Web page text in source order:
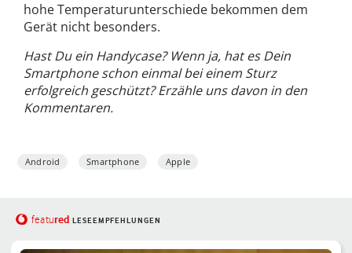
hohe Temperaturunterschiede bekommen dem
Gerät nicht besonders.
Hast Du ein Handycase? Wenn ja, hat es Dein
Smartphone schon einmal bei einem Sturz
erfolgreich geschützt? Erzähle uns davon in den
Kommentaren.
Android Smartphone Apple
featured LESEEMPFEHLUNGEN